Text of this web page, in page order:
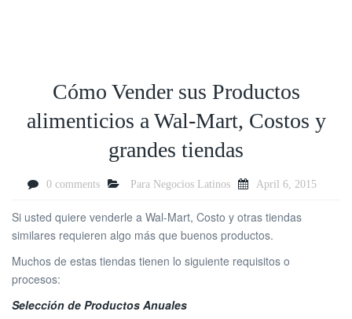
Cómo Vender sus Productos
alimenticios a Wal-Mart, Costos y
grandes tiendas
0 comments Para Negocios Latinos April 6, 2015
Si usted quiere venderle a Wal-Mart, Costo y otras tiendas
similares requieren algo más que buenos productos.
Muchos de estas tiendas tienen lo siguiente requisitos o
procesos:
Selección de Productos Anuales